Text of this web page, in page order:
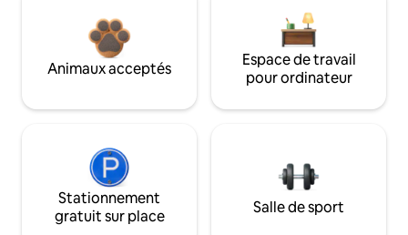
Animaux acceptés
Espace de travail
pour ordinateur
Stationnement
gratuit sur place
Salle de sport